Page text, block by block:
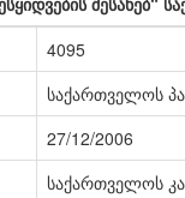
4095
საქართველოს
27/12/2006
საქართველოს